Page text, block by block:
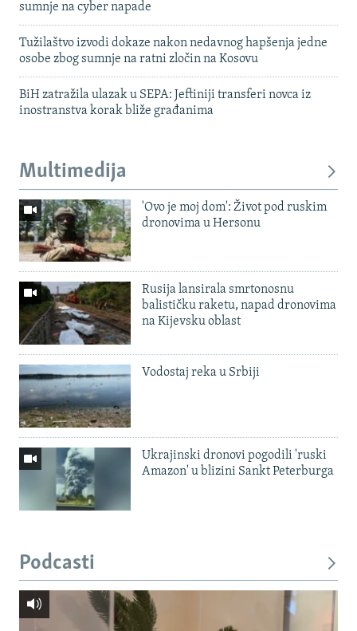
sumnje na cyber napade
Tužilaštvo izvodi dokaze nakon nedavnog hapšenja jedne
osobe zbog sumnje na ratni zločin na Kosovu
BiH zatražila ulazak u SEPA: Jeftiniji transferi novca iz
inostranstva korak bliže građanima
Multimedija
'Ovo je moj dom': Život pod ruskim
dronovima u Hersonu
Rusija lansirala smrtonosnu
balističku raketu, napad dronovima
na Kijevsku oblast
Vodostaj reka u Srbiji
Ukrajinski dronovi pogodili 'ruski
Amazon' u blizini Sankt Peterburga
Podcasti